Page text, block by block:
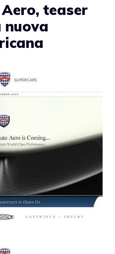
teaser